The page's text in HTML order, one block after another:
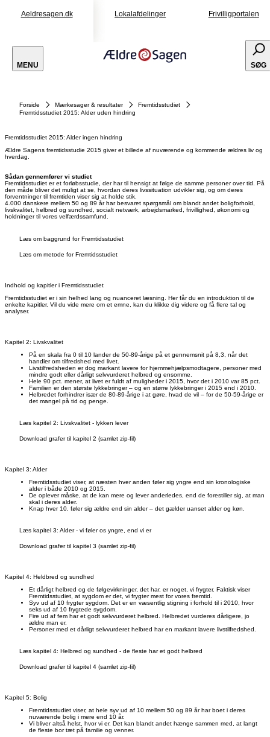
Aeldresagen.dk Lokalafdelinger Frivilligportalen
MENU SØG
Forside Mærkesager & resultater
Fremtidsstudiet
Fremtidsstudiet 2015: Alder uden hindring
Fremtidsstudiet 2015: Alder ingen hindring
Ældre Sagens fremtidsstudie 2015 giver et billede af nuværende og kommende ældres liv og
hverdag.
Sådan gennemfører vi studiet
Fremtidsstudiet er et forløbsstudie, der har til hensigt at følge de samme personer over tid. På
den måde bliver det muligt at se, hvordan deres livssituation udvikler sig, og om deres
forventninger til fremtiden viser sig at holde stik.
4.000 danskere mellem 50 og 89 år har besvaret spørgsmål om blandt andet boligforhold,
livskvalitet, helbred og sundhed, socialt netværk, arbejdsmarked, frivillighed, økonomi og
holdninger til vores velfærdssamfund.
Læs om baggrund for Fremtidsstudiet
Læs om metode for Fremtidsstudiet
Indhold og kapitler i Fremtidsstudiet
Fremtidsstudiet er i sin helhed lang og nuanceret læsning. Her får du en introduktion til de
enkelte kapitler. Vil du vide mere om et emne, kan du klikke dig videre og få flere tal og
analyser.
Kapitel 2: Livskvalitet
På en skala fra 0 til 10 lander de 50-89-årige på et gennemsnit på 8,3, når det
handler om tilfredshed med livet.
Livstilfredsheden er dog markant lavere for hjemmehjælpsmodtagere, personer med
mindre godt eller dårligt selvvurderet helbred og ensomme.
Hele 90 pct. mener, at livet er fuldt af muligheder i 2015, hvor det i 2010 var 85 pct.
Familien er den største lykkebringer – og en større lykkebringer i 2015 end i 2010.
Helbredet forhindrer især de 80-89-årige i at gøre, hvad de vil – for de 50-59-årige er
det mangel på tid og penge.
Læs kapitel 2: Livskvalitet - lykken lever
Download grafer til kapitel 2 (samlet zip-fil)
Kapitel 3: Alder
Fremtidsstudiet viser, at næsten hver anden føler sig yngre end sin kronologiske
alder i både 2010 og 2015.
De oplever måske, at de kan mere og lever anderledes, end de forestiller sig, at man
skal i deres alder.
Knap hver 10. føler sig ældre end sin alder – det gælder uanset alder og køn.
Læs kapitel 3: Alder - vi føler os yngre, end vi er
Download grafer til kapitel 3 (samlet zip-fil)
Kapitel 4: Heldbred og sundhed
Et dårligt helbred og de følgevirkninger, det har, er noget, vi frygter. Faktisk viser
Fremtidsstudiet, at sygdom er det, vi frygter mest for vores fremtid.
Syv ud af 10 frygter sygdom. Det er en væsentlig stigning i forhold til i 2010, hvor
seks ud af 10 frygtede sygdom.
Fire ud af fem har et godt selvvurderet helbred. Helbredet vurderes dårligere, jo
ældre man er.
Personer med et dårligt selvvurderet helbred har en markant lavere livstilfredshed.
Læs kapitel 4: Helbred og sundhed - de fleste har et godt helbred
Download grafer til kapitel 4 (samlet zip-fil)
Kapitel 5: Bolig
Fremtidsstudiet viser, at hele syv ud af 10 mellem 50 og 89 år har boet i deres
nuværende bolig i mere end 10 år.
Vi bliver altså helst, hvor vi er. Det kan blandt andet hænge sammen med, at langt
de fleste bor tæt på familie og venner.